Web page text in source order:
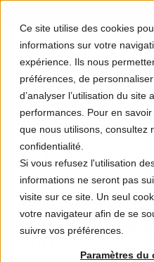
Ce site utilise des cookies
informations sur votre
expérience. Ils nous
préférences, de
d’analyser l’utilisation du site
performances. Pour en
que nous utilisons, consultez
confidentialité.
Si vous refusez l'utilisation
informations ne seront pas
visite sur ce site. Un seul
votre navigateur afin de se
suivre vos préférences.
Paramètres du
La
Arles
Afin de vous
régulièrement
programmes et
LUMA Arles